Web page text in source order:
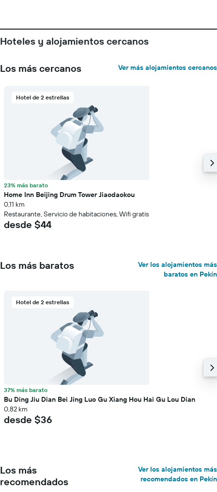
Hoteles y alojamientos cercanos
Los más cercanos Ver más alojamientos cercanos
Hotel de 2 estrellas
23% más barato
Home Inn Beijing Drum Tower Jiaodaokou
0,11 km
Restaurante, Servicio de habitaciones, Wifi gratis
desde $44
Los más baratos
Ver los alojamientos más
baratos en Pekín
Hotel de 2 estrellas
37% más barato
Bu Ding Jiu Dian Bei Jing Luo Gu Xiang Hou Hai Gu Lou Dian
0,82 km
desde $36
Los más
recomendados
Ver los alojamientos más
recomendados en Pekín